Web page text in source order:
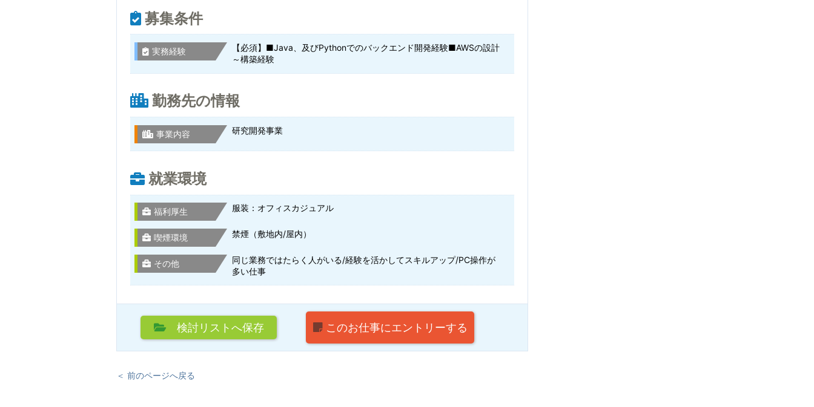
募集条件
実務経験
【必須】■Java、及びPythonでのバックエンド開発経験■AWSの設計
～構築経験
勤務先の情報
事業内容 研究開発事業
就業環境
福利厚生 服装：オフィスカジュアル
喫煙環境 禁煙（敷地内/屋内）
その他
同じ業務ではたらく人がいる/経験を活かしてスキルアップ/PC操作が
多い仕事
検討リストへ保存 このお仕事にエントリーする
＜ 前のページへ戻る